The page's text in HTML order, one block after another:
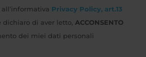
Privacy Policy, art.13
dichiaro di aver letto, ACCONSENTO
dei miei dati personali